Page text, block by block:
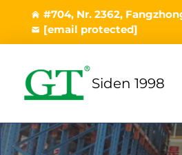
#704, Nr. 2362,
[email protected]
Siden 1998